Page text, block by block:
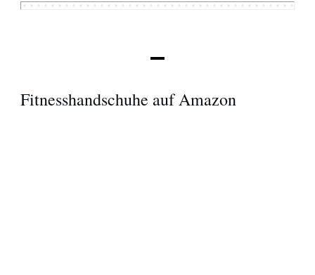
Fitnesshandschuhe auf Amazon